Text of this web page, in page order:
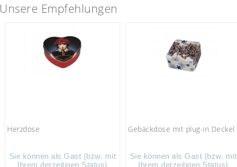
Unsere Empfehlungen
Herzdose
Sie können als Gast (bzw. mit
Ihrem derzeitigen Status)
Gebäckdose mit plug-in Deckel
Sie können als Gast (bzw. mit
Ihrem derzeitigen Status)